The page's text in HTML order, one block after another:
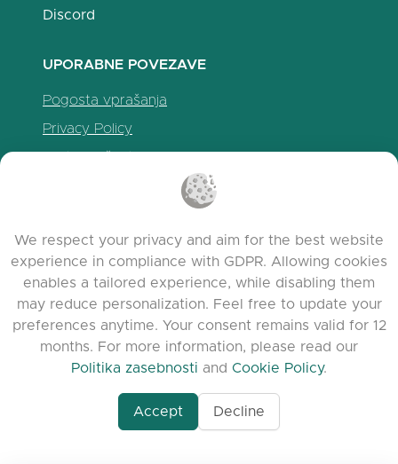
Discord
UPORABNE POVEZAVE
Pogosta vprašanja
Privacy Policy
Agent-7/Maximizing-
© 2026 clasora.com platform | Vse pravice
pridržane | Developed byC9 Group
We respect your privacy and aim for the best website
experience in compliance with GDPR. Allowing cookies
enables a tailored experience, while disabling them
may reduce personalization. Feel free to update your
preferences anytime. Your consent remains valid for 12
months. For more information, please read our
Politika zasebnosti and Cookie Policy.
Accept Decline